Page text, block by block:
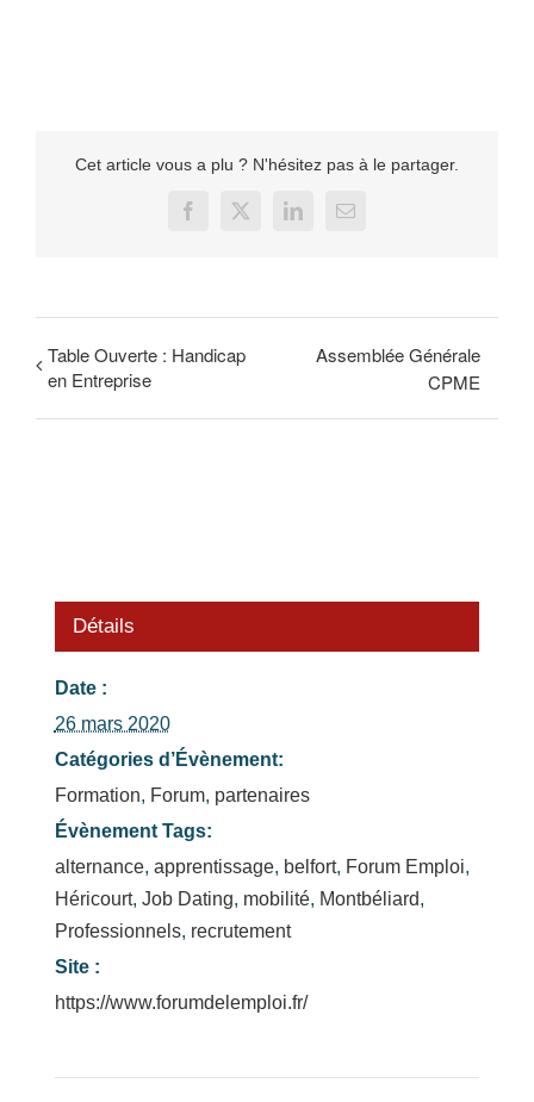
Cet article vous a plu ? N'hésitez pas à le partager.
Facebook
X LinkedInEmail
Table Ouverte : Handicap
en Entreprise
Assemblée Générale
CPME
Détails
Date :
26 mars 2020
Catégories d’Évènement:
Formation, Forum, partenaires
Évènement Tags:
alternance, apprentissage, belfort, Forum Emploi,
Héricourt, Job Dating, mobilité, Montbéliard,
Professionnels, recrutement
Site :
https://www.forumdelemploi.fr/